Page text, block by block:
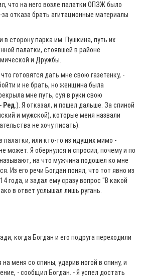
что на него возле палатки ОПЗЖ было
отказа брать агитационные материалы
в сторону парка им. Пушкина, путь их
палатки, стоявшей в районе
и Дружбы.
готовятся дать мне свою газетенку, -
и не брать, но женщина была
мне путь, суя в руки свою
Ред .). Я отказал, и пошел дальше. За спиной
и мужской), которые меня назвали
не хочу писать).
палатки, или кто-то из идущих мимо -
может. Я обернулся и спросил, почему и по
на что мужчина подошел ко мне
Из его речи Богдан понял, что тот явно из
года, и задал ему сразу вопрос "В какой
в ответ услышал лишь ругань.
когда Богдан и его подруга переходили
меня со спины, ударив ногой в спину, и
- сообщил Богдан. - Я успел достать